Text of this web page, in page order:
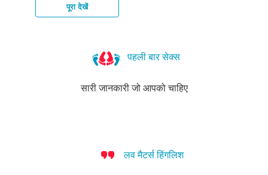
पूरा देखें
पहली बार सेक्स
सारी जानकारी जो आपको चाहिए
लव मैटर्स हिंगलिश